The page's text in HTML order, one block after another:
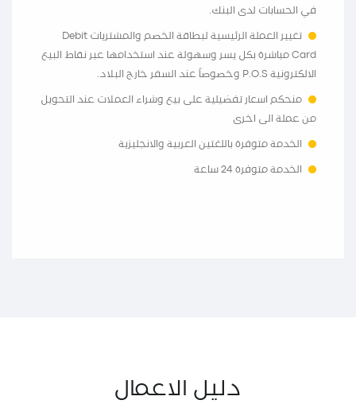
في الحسابات لدى البنك.
تغيير العملة الرئيسية لبطاقة الخصم والمشتريات Debit
Card مباشرة بكل يسر وسهولة عند استخدامها عبر نقاط البيع
الالكترونية P.O.S وخصوصاً عند السفر خارج البلاد.
منحكم اسعار تفضيلية على بيع وشراء العملات عند التحويل
من عملة الى اخرى
الخدمة متوفرة باللغتين العربية والانجليزية
الخدمة متوفرة 24 ساعة
دليل الاعمال